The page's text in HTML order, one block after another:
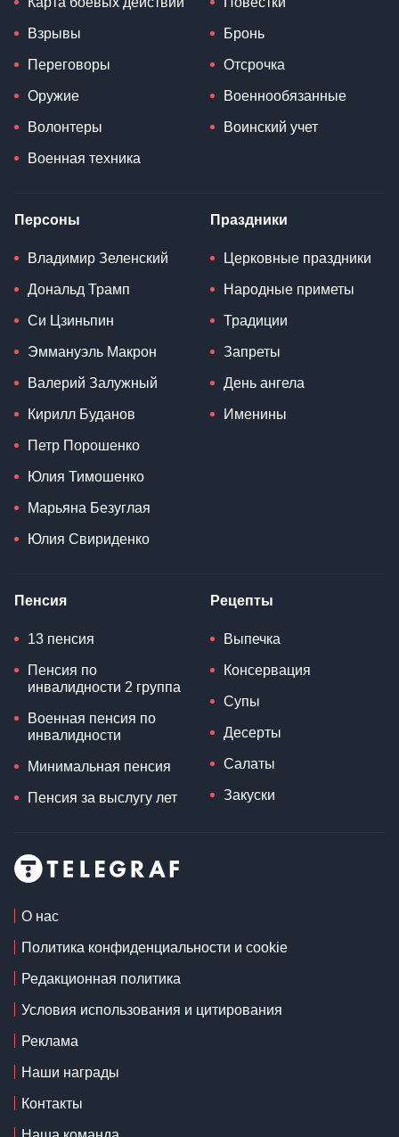
Взрывы
Переговоры
Оружие
Волонтеры
Военная техника
Бронь
Отсрочка
Военнообязанные
Воинский учет
Персоны
Владимир Зеленский
Дональд Трамп
Си Цзиньпин
Эммануэль Макрон
Валерий Залужный
Кирилл Буданов
Петр Порошенко
Юлия Тимошенко
Марьяна Безуглая
Юлия Свириденко
Праздники
Церковные праздники
Народные приметы
Традиции
Запреты
День ангела
Именины
Пенсия
13 пенсия
Пенсия по
инвалидности 2 группа
Военная пенсия по
инвалидности
Минимальная пенсия
Пенсия за выслугу лет
Рецепты
Выпечка
Консервация
Супы
Десерты
Салаты
Закуски
О нас
Политика конфиденциальности и cookie
Редакционная политика
Условия использования и цитирования
Реклама
Наши награды
Контакты